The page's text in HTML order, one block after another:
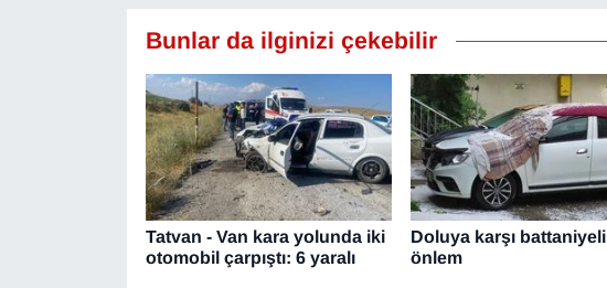
Bunlar da ilginizi çekebilir
Tatvan - Van kara yolunda iki
otomobil çarpıştı: 6 yaralı
Doluya karşı battaniyeli
önlem